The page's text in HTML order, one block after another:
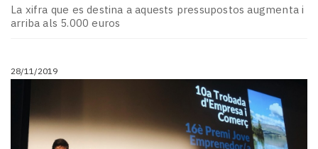
La xifra que es destina a aquests pressupostos augmenta i
arriba als 5.000 euros
28/11/2019